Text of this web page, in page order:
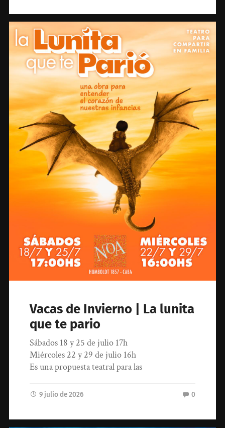
Vacas de Invierno | La lunita
que te pario
Sábados 18 y 25 de julio 17h
Miércoles 22 y 29 de julio 16h
Es una propuesta teatral para las
9 julio de 2026 0